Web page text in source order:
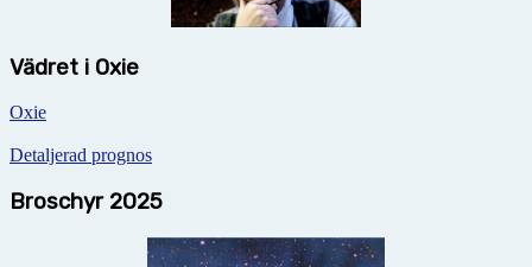
Vädret i Oxie
Oxie
Detaljerad prognos
Broschyr 2025